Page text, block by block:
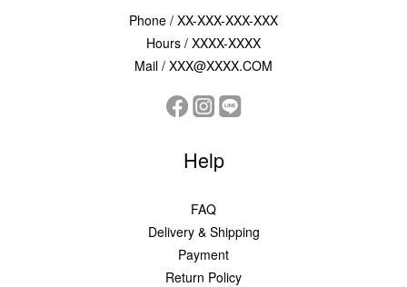
Phone / XX-XXX-XXX-XXX
Hours / XXXX-XXXX
Mail / XXX@XXXX.COM
Help
FAQ
Delivery & Shipping
Payment
Return Policy